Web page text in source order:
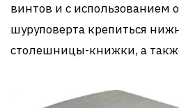
винтов и с использованием
шуруповерта крепиться
столешницы-книжки, а